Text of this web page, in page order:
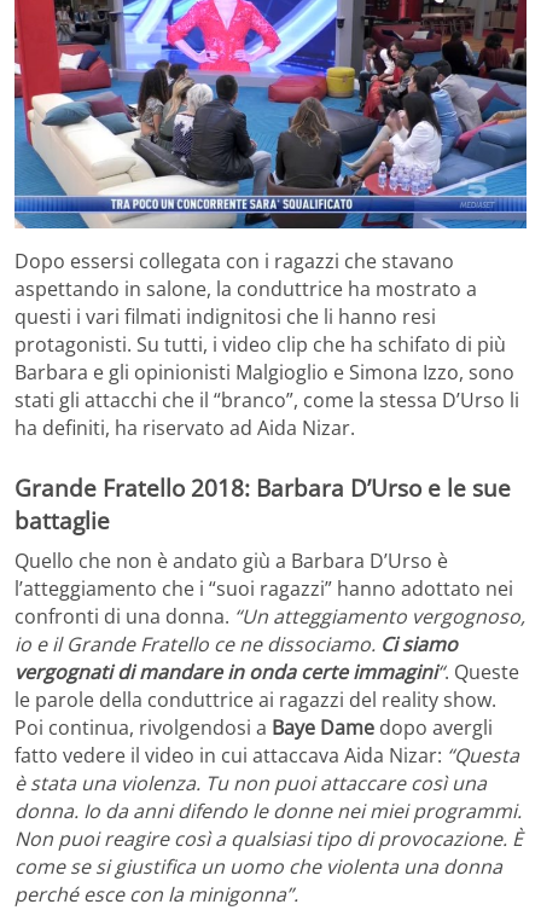
Dopo essersi collegata con i ragazzi che stavano
aspettando in salone, la conduttrice ha mostrato a
questi i vari filmati indignitosi che li hanno resi
protagonisti. Su tutti, i video clip che ha schifato di più
Barbara e gli opinionisti Malgioglio e Simona Izzo, sono
stati gli attacchi che il “branco”, come la stessa D’Urso li
ha definiti, ha riservato ad Aida Nizar.
Grande Fratello 2018: Barbara D’Urso e le sue
battaglie
Quello che non è andato giù a Barbara D’Urso è
l’atteggiamento che i “suoi ragazzi” hanno adottato nei
confronti di una donna. “Un atteggiamento vergognoso,
io e il Grande Fratello ce ne dissociamo. Ci siamo
vergognati di mandare in onda certe immagini“. Queste
le parole della conduttrice ai ragazzi del reality show.
Poi continua, rivolgendosi a Baye Dame dopo avergli
fatto vedere il video in cui attaccava Aida Nizar: “Questa
è stata una violenza. Tu non puoi attaccare così una
donna. Io da anni difendo le donne nei miei programmi.
Non puoi reagire così a qualsiasi tipo di provocazione. È
come se si giustifica un uomo che violenta una donna
perché esce con la minigonna”.